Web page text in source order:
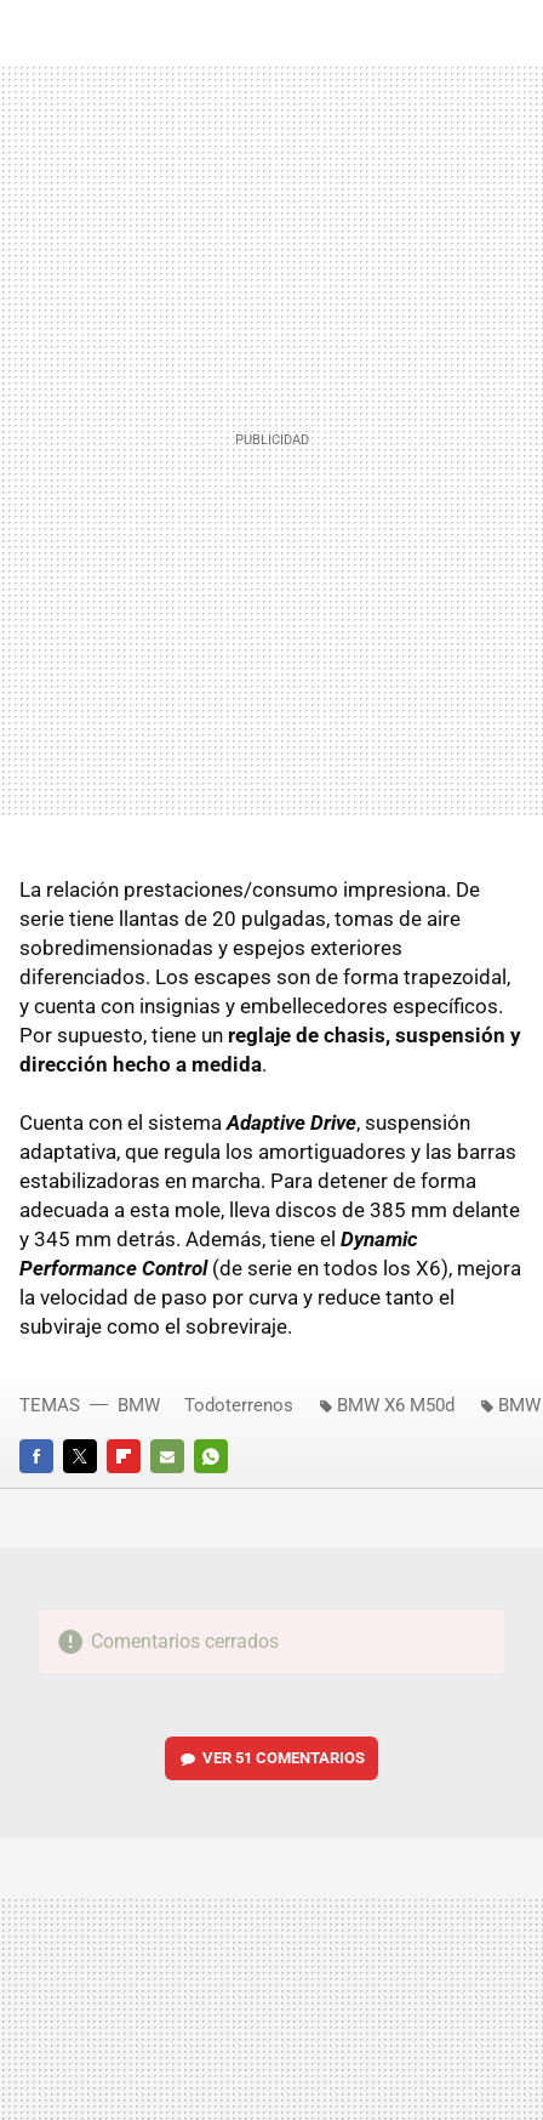
La relación prestaciones/consumo impresiona. De
serie tiene llantas de 20 pulgadas, tomas de aire
sobredimensionadas y espejos exteriores
diferenciados. Los escapes son de forma trapezoidal,
y cuenta con insignias y embellecedores específicos.
Por supuesto, tiene un reglaje de chasis, suspensión y
dirección hecho a medida.
Cuenta con el sistema Adaptive Drive, suspensión
adaptativa, que regula los amortiguadores y las barras
estabilizadoras en marcha. Para detener de forma
adecuada a esta mole, lleva discos de 385 mm delante
y 345 mm detrás. Además, tiene el Dynamic
Performance Control(de serie en todos los X6), mejora
la velocidad de paso por curva y reduce tanto el
subviraje como el sobreviraje.
FACEBOOKTWITTERFLIPBOARD
E-
WHATSAPP
TEMAS BMW Todoterrenos BMW X6 M50d
Comentarios cerrados
VER 51 COMENTARIOS